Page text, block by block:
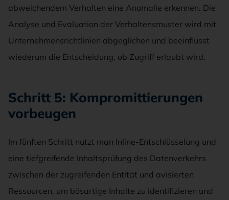
abweichendem Verhalten eine Anomalie erkennen. Die
Analyse und Evaluation der Verhaltensmuster wird mit
Unternehmensrichtlinien abgeglichen und beeinflusst
wiederum die Entscheidung, ob Zugriff erlaubt wird.
Schritt 5: Kompromittierungen
vorbeugen
Im fünften Schritt nutzt man Inline-Entschlüsselung und
eine tiefgreifende Inhaltsprüfung des Datenverkehrs
zwischen der zugreifenden Entität und avisierten
Ressourcen, um bösartige Inhalte zu identifizieren und